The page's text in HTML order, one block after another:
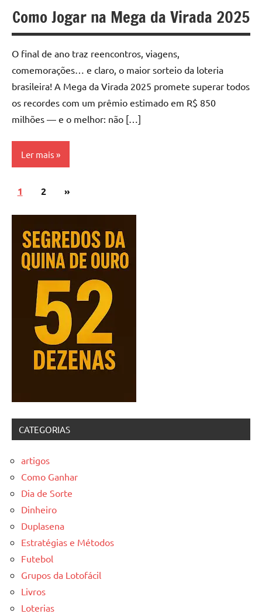
Mega
da
Megasena
Como Jogar na Mega da Virada 2025
O final de ano traz reencontros, viagens,
comemorações… e claro, o maior sorteio da loteria
brasileira! A Mega da Virada 2025 promete superar todos
os recordes com um prêmio estimado em R$ 850
milhões — e o melhor: não […]
Ler mais
Como
Mega
da
Megasena
Paginação
posts
1 2
Post
»
CATEGORIAS
artigos
Como Ganhar
Dia de Sorte
Dinheiro
Duplasena
Estratégias e Métodos
Futebol
Grupos da Lotofácil
Livros
Loterias